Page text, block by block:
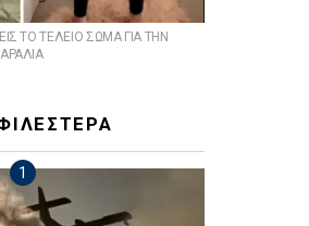
ΤΟ ΤΕΛΕΙΟ ΣΩΜΑ ΓΙΑ ΤΗΝ